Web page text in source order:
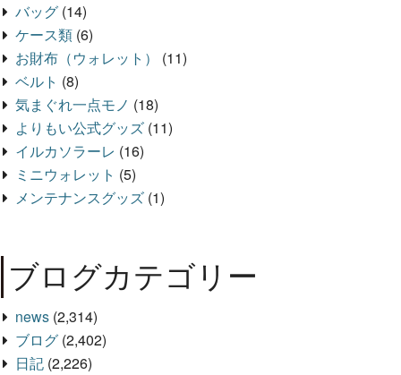
バッグ (14)
ケース類 (6)
お財布（ウォレット）
(11)
ベルト (8)
気まぐれ一点モノ (18)
よりもい公式グッズ (11)
イルカソラーレ (16)
ミニウォレット (5)
メンテナンスグッズ (1)
ブログカテゴリー
news (2,314)
ブログ (2,402)
日記 (2,226)